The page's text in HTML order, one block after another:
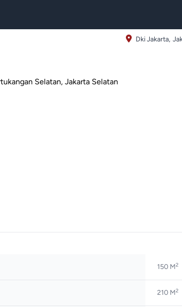
Dki Jakarta,
Selatan, Jakarta Selatan
150 M2
210 M2